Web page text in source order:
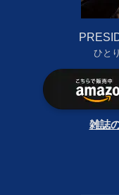
ひと
雑誌